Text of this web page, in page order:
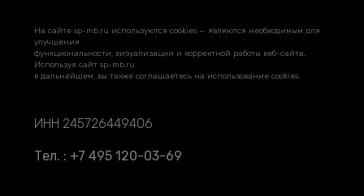
На сайте sp-mb.ru используются cookies — являются необходимым для
улучшения
функциональности, визуализации и корректной работы веб-сайта.
Используя сайт sp-mb.ru
в дальнейшем, вы также соглашаетесь на использование cookies.
ИНН 245726449406
Тел. : +7 495 120-03-69